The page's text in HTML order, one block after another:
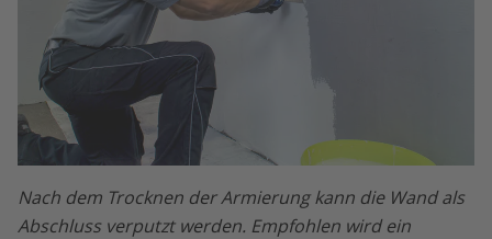
Nach dem Trocknen der Armierung kann die Wand als
Abschluss verputzt werden. Empfohlen wird ein